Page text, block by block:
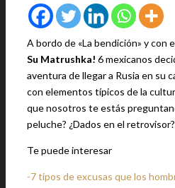
A bordo de «La bendición» y con
Su Matrushka! 6 mexicanos
aventura de llegar a Rusia en su
con elementos típicos de la
que nosotros te estás
peluche? ¿Dados en el
Te puede interesar
-7 tipos de excusas que los